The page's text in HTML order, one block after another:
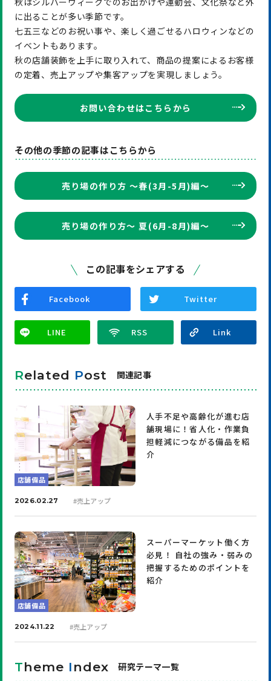
に出ることが多い季節です。
七五三などのお祝い事や、楽しく過ごせるハロウィンなどの
イベントもあります。
秋の店舗装飾を上手に取り入れて、商品の提案によるお客様
の定着、売上アップや集客アップを実現しましょう。
お問い合わせはこちらから
その他の季節の記事はこちらから
売り場の作り方 〜春(3月-5月)編〜
売り場の作り方〜 夏(6月-8月)編〜
この記事をシェアする
Facebook Twitter
LINE
Related Post 関連記事
店舗備品
人手不足や高齢化が進む店
舗現場に！省人化・作業負
担軽減につながる備品を紹
介
2026.02.27 #売上アップ
店舗備品
スーパーマーケット働く方
必見！ 自社の強み・弱みの
把握するためのポイントを
紹介
2024.11.22 #売上アップ
Theme I ndex 研究テーマ一覧